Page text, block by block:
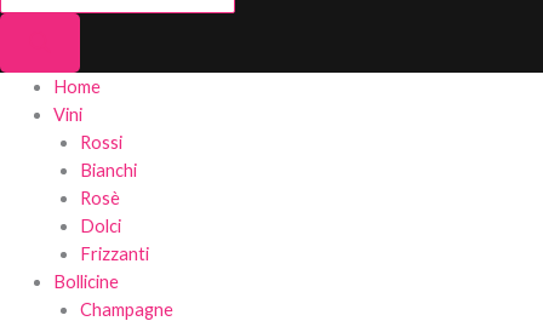
Home
Vini
Rossi
Bianchi
Rosè
Dolci
Frizzanti
Bollicine
Champagne